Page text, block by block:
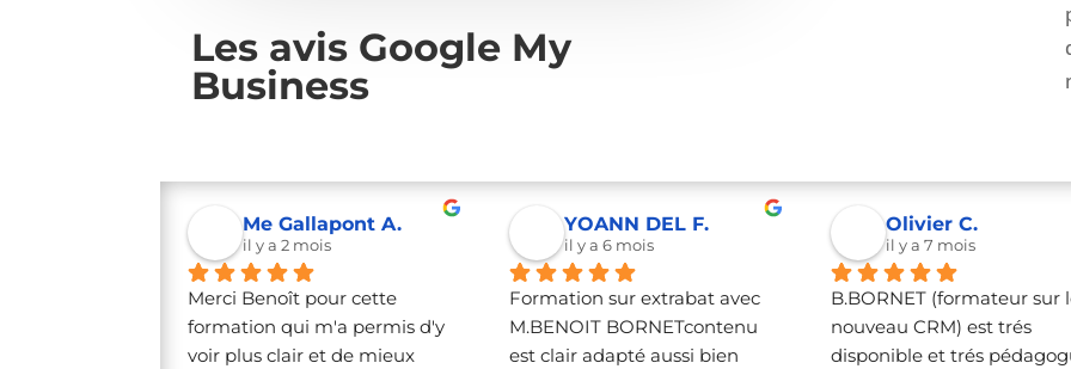
Les avis Google My
Business
Me Gallapont A.
il y a 2 mois
Merci Benoît pour cette
formation qui m'a permis d'y
voir plus clair et de mieux
YOANN DEL F.
il y a 6 mois
Formation sur extrabat avec
M.BENOIT BORNETcontenu
est clair adapté aussi bien
Olivier C.
il y a 7 mois
B.BORNET (formateur sur
nouveau CRM) est trés
disponible et trés